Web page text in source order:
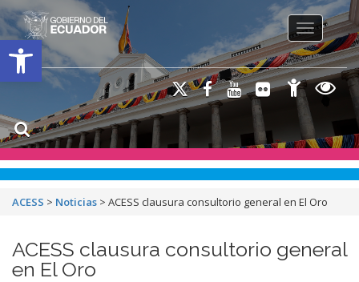
Open toolbar
Toggle
ACESS > Noticias > ACESS clausura consultorio general en El Oro
ACESS clausura consultorio general
en El Oro